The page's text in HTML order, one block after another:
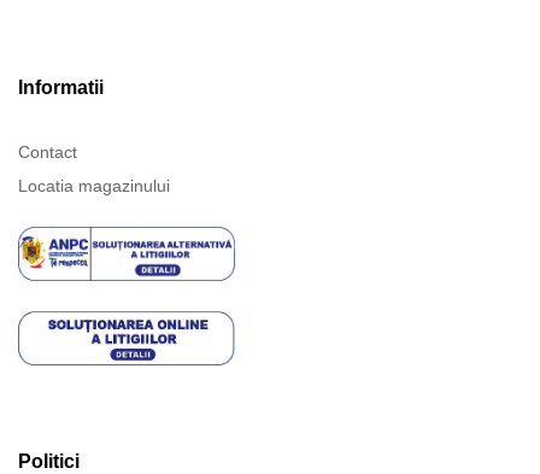
Informatii
Contact
Locatia magazinului
Politici